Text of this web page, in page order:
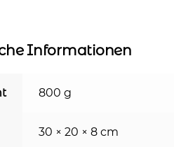
Informationen
800 g
30 × 20 × 8 cm